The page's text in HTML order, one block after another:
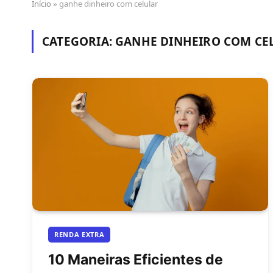
Início » ganhe dinheiro com celular
CATEGORIA: GANHE DINHEIRO COM
RENDA EXTRA
10 Maneiras Eficientes de